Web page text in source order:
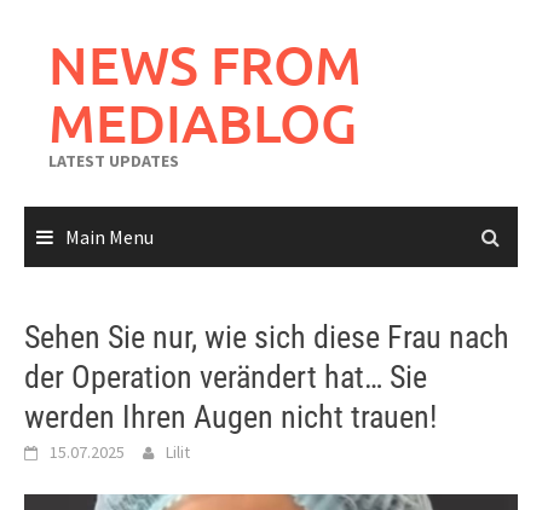
contentNEWS FROM
MEDIABLOG
LATEST UPDATES
Main Menu
Sehen Sie nur, wie sich diese Frau nach
der Operation verändert hat… Sie
werden Ihren Augen nicht trauen!
15.07.2025 Lilit